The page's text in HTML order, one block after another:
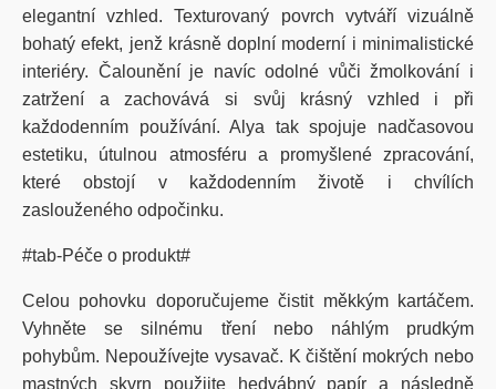
elegantní vzhled. Texturovaný povrch vytváří vizuálně
bohatý efekt, jenž krásně doplní moderní i minimalistické
interiéry. Čalounění je navíc odolné vůči žmolkování i
zatržení a zachovává si svůj krásný vzhled i při
každodenním používání. Alya tak spojuje nadčasovou
estetiku, útulnou atmosféru a promyšlené zpracování,
které obstojí v každodenním životě i chvílích
zaslouženého odpočinku.
#tab-Péče o produkt#
Celou pohovku doporučujeme čistit měkkým kartáčem.
Vyhněte se silnému tření nebo náhlým prudkým
pohybům. Nepoužívejte vysavač. K čištění mokrých nebo
mastných skvrn použijte hedvábný papír a následně